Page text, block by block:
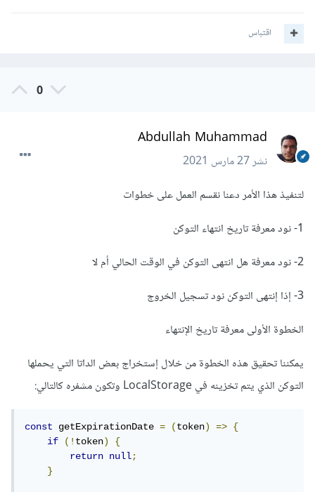
اقتباس
0
Abdullah Muhammad
نشر27 مارس 2021
لتنفيذ هذا الأمر دعنا نقسم العمل على خطوات
1- نود معرفة تاريخ انتهاء التوكن
2- نود معرفة هل انتهى التوكن في الوقت الحالي أم لا
3- إذا إنتهى التوكن نود تسجيل الخروج
الخطوة الأولى معرفة تاريخ الإنتهاء
يمكننا تحقيق هذه الخطوة من خلال إستخراج بعض الداتا التي يحملها
التوكن الذي يتم تخزينه في LocalStorage وتكون مشفره كالتالي:
const getExpirationDate = (token) =>
{
if
(!token)
{
return
null;
}